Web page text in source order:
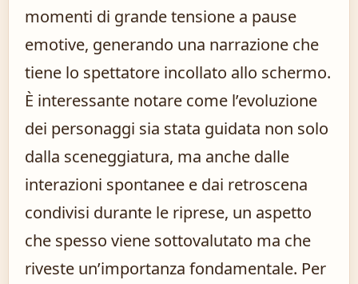
momenti di grande tensione a pause
emotive, generando una narrazione che
tiene lo spettatore incollato allo schermo.
È interessante notare come l’evoluzione
dei personaggi sia stata guidata non solo
dalla sceneggiatura, ma anche dalle
interazioni spontanee e dai retroscena
condivisi durante le riprese, un aspetto
che spesso viene sottovalutato ma che
riveste un’importanza fondamentale. Per